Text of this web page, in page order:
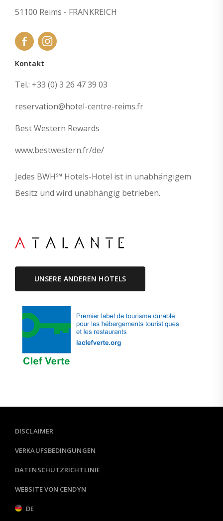
51100 Reims - FRANKREICH
Kontakt
Tel.: +33 (0) 3 26 47 39 03
reservation@hotel-centre-reims.fr
Best Western Rewards
www.bestwestern.fr/de/
Jedes BWH℠ Hotels-Hotel ist in unabhängigem
Besitz und wird unabhängig betrieben.
UNSERE ANDEREN HOTELS
DISCLAIMER
VERKAUFSBEDINGUNGEN
DATENSCHUTZRICHTLINIE
WEBSITE VON CENDYN
DE